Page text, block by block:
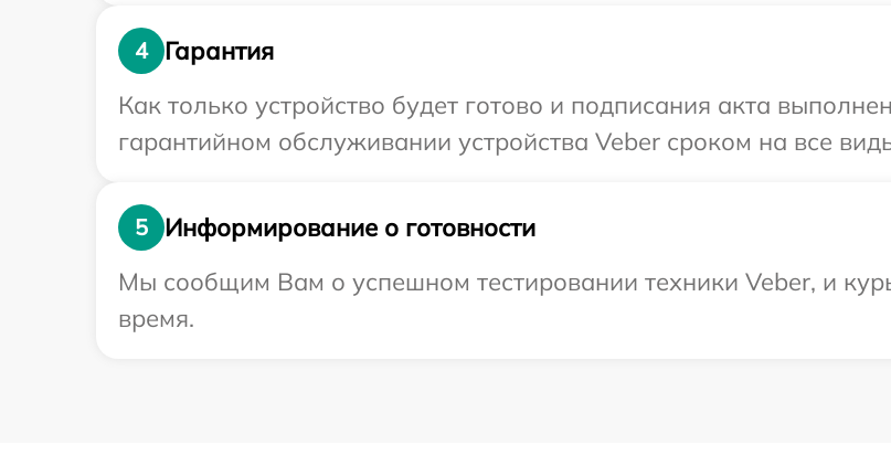
4
Гарантия
Как только устройство будет готово и подписания акта
гарантийном обслуживании устройства Veber сроком на все
5
Информирование о готовности
Мы сообщим Вам о успешном тестировании техники Veber, и
время.